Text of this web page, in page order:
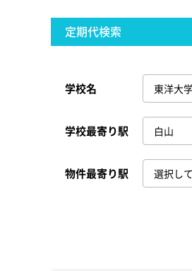
定期代検索
学校名
学校最寄り駅
物件最寄り駅